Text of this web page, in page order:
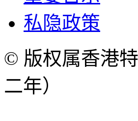
私隐政策
© 版权属香港
二年）